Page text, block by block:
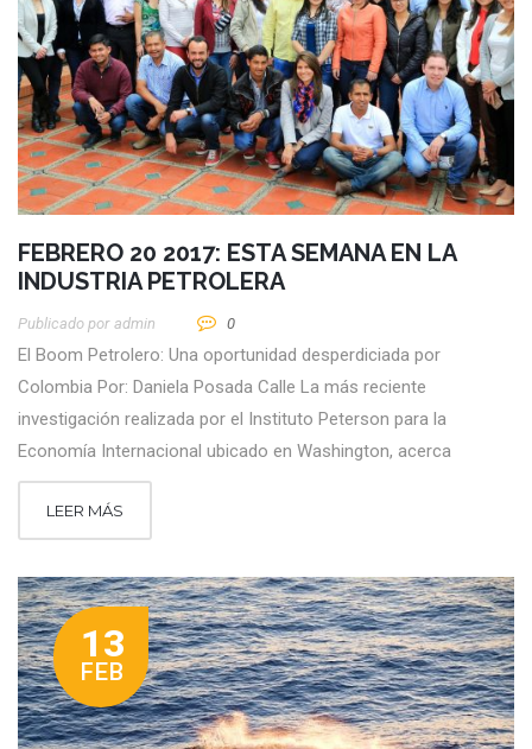
FEBRERO 20 2017: ESTA SEMANA EN LA
INDUSTRIA PETROLERA
Publicado por Admin 0
El Boom Petrolero: Una oportunidad desperdiciada por
Colombia Por: Daniela Posada Calle La más reciente
investigación realizada por el Instituto Peterson para la
Economía Internacional ubicado en Washington, acerca
LEER MÁS
13
FEB